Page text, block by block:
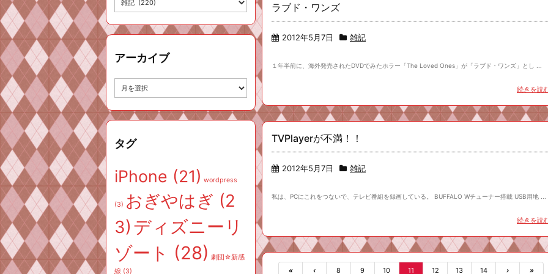
ラブド・ワンズ
2012年5月7日 雑記
１年半前に、海外発売されたDVDでみたホラー「The Loved Ones」が「ラブド・ワンズ」とし ...
続きを読
TVPlayerが不満！！
2012年5月7日 雑記
私は、PCにこれをつないで、テレビ番組を録画している。 BUFFALO Wチューナー搭載 USB用地 ...
続きを読
« ‹ 8 9 10 11 12 13 14 › »
リ
ー
アーカイブ
イ
ブ
タグ
iPhone (21) wordpress
(3) おぎやはぎ (2
3) ディズニーリ
ゾート (28) 劇団☆新感
線 (3)